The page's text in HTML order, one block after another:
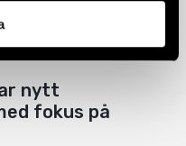
nytt
fokus på